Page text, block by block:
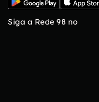
Siga a Rede 98 no